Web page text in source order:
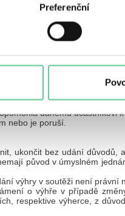
Preferenční
České pošty -
e-mailem nebo telefonicky.
předání výhry
výsledků akce.
pro získání výhry, např.
akce, který je oprávněn ji
všech soutěžících, u
danému
nebo je poruší.
ukončit bez udání
původ v úmyslném
výhry v soutěži není právní
o výhře v případě
respektive výherce, z